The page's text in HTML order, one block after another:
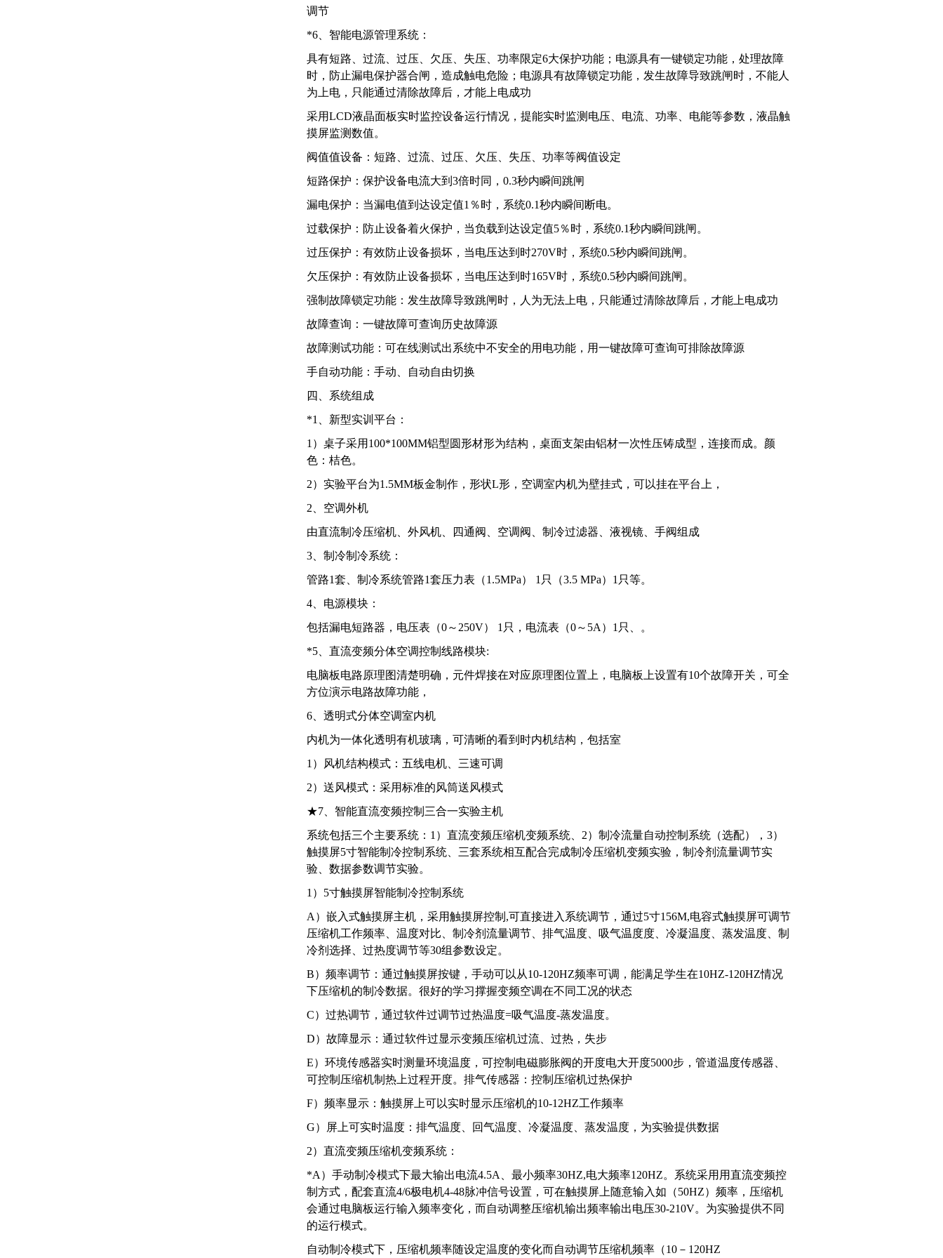
调节
*6、智能电源管理系统：
具有短路、过流、过压、欠压、失压、功率限定6大保护功能；电源具有一键锁定功能，处理故障
时，防止漏电保护器合闸，造成触电危险；电源具有故障锁定功能，发生故障导致跳闸时，不能人
为上电，只能通过清除故障后，才能上电成功
采用LCD液晶面板实时监控设备运行情况，提能实时监测电压、电流、功率、电能等参数，液晶触
摸屏监测数值。
阀值值设备：短路、过流、过压、欠压、失压、功率等阀值设定
短路保护：保护设备电流大到3倍时同，0.3秒内瞬间跳闸
漏电保护：当漏电值到达设定值1％时，系统0.1秒内瞬间断电。
过载保护：防止设备着火保护，当负载到达设定值5％时，系统0.1秒内瞬间跳闸。
过压保护：有效防止设备损坏，当电压达到时270V时，系统0.5秒内瞬间跳闸。
欠压保护：有效防止设备损坏，当电压达到时165V时，系统0.5秒内瞬间跳闸。
强制故障锁定功能：发生故障导致跳闸时，人为无法上电，只能通过清除故障后，才能上电成功
故障查询：一键故障可查询历史故障源
故障测试功能：可在线测试出系统中不安全的用电功能，用一键故障可查询可排除故障源
手自动功能：手动、自动自由切换
四、系统组成
*1、新型实训平台：
1）桌子采用100*100MM铝型圆形材形为结构，桌面支架由铝材一次性压铸成型，连接而成。颜
色：桔色。
2）实验平台为1.5MM板金制作，形状L形，空调室内机为壁挂式，可以挂在平台上，
2、空调外机
由直流制冷压缩机、外风机、四通阀、空调阀、制冷过滤器、液视镜、手阀组成
3、制冷制冷系统：
管路1套、制冷系统管路1套压力表（1.5MPa） 1只（3.5 MPa）1只等。
4、电源模块：
包括漏电短路器，电压表（0～250V） 1只，电流表（0～5A）1只、。
*5、直流变频分体空调控制线路模块:
电脑板电路原理图清楚明确，元件焊接在对应原理图位置上，电脑板上设置有10个故障开关，可全
方位演示电路故障功能，
6、透明式分体空调室内机
内机为一体化透明有机玻璃，可清晰的看到时内机结构，包括室
1）风机结构模式：五线电机、三速可调
2）送风模式：采用标准的风筒送风模式
★7、智能直流变频控制三合一实验主机
系统包括三个主要系统：1）直流变频压缩机变频系统、2）制冷流量自动控制系统（选配），3）
触摸屏5寸智能制冷控制系统、三套系统相互配合完成制冷压缩机变频实验，制冷剂流量调节实
验、数据参数调节实验。
1）5寸触摸屏智能制冷控制系统
A）嵌入式触摸屏主机，采用触摸屏控制,可直接进入系统调节，通过5寸156M,电容式触摸屏可调节
压缩机工作频率、温度对比、制冷剂流量调节、排气温度、吸气温度度、冷凝温度、蒸发温度、制
冷剂选择、过热度调节等30组参数设定。
B）频率调节：通过触摸屏按键，手动可以从10-120HZ频率可调，能满足学生在10HZ-120HZ情况
下压缩机的制冷数据。很好的学习撑握变频空调在不同工况的状态
C）过热调节，通过软件过调节过热温度=吸气温度-蒸发温度。
D）故障显示：通过软件过显示变频压缩机过流、过热，失步
E）环境传感器实时测量环境温度，可控制电磁膨胀阀的开度电大开度5000步，管道温度传感器、
可控制压缩机制热上过程开度。排气传感器：控制压缩机过热保护
F）频率显示：触摸屏上可以实时显示压缩机的10-12HZ工作频率
G）屏上可实时温度：排气温度、回气温度、冷凝温度、蒸发温度，为实验提供数据
2）直流变频压缩机变频系统：
*A）手动制冷模式下最大输出电流4.5A、最小频率30HZ,电大频率120HZ。系统采用用直流变频控
制方式，配套直流4/6极电机4-48脉冲信号设置，可在触摸屏上随意输入如（50HZ）频率，压缩机
会通过电脑板运行输入频率变化，而自动调整压缩机输出频率输出电压30-210V。为实验提供不同
的运行模式。
自动制冷模式下，压缩机频率随设定温度的变化而自动调节压缩机频率（10－120HZ